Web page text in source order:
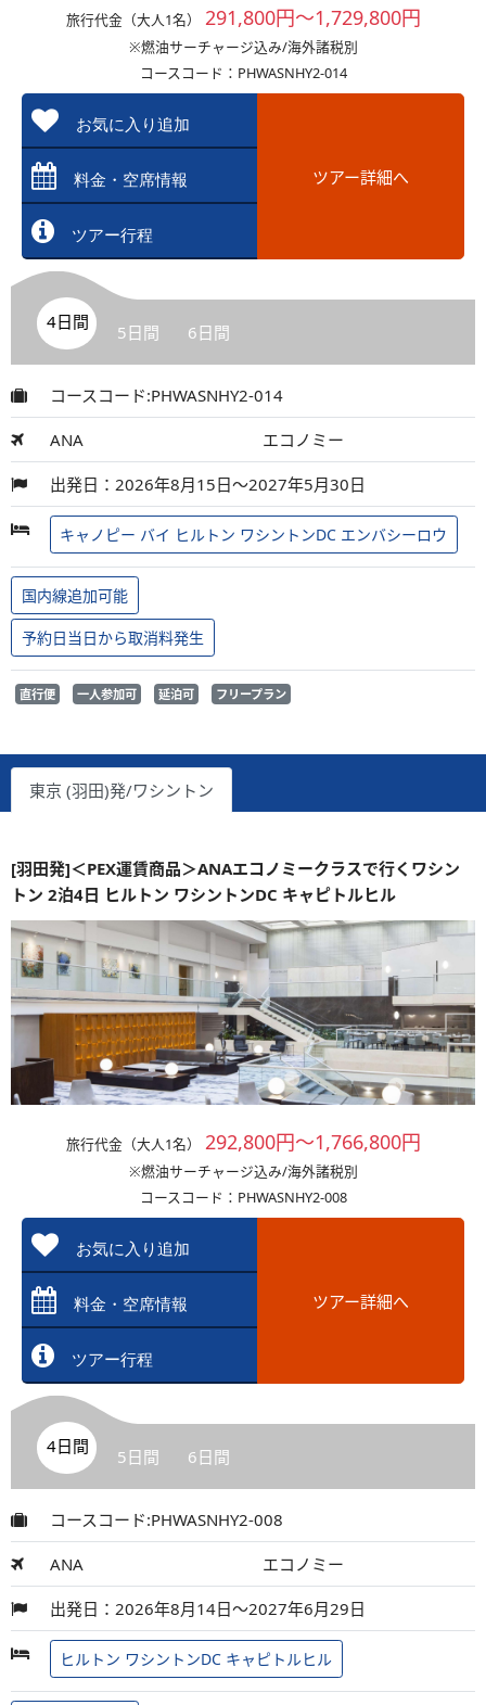
旅行代金（大人1名） 291,800円～1,729,800円
※燃油サーチャージ込み/海外諸税別
コースコード：PHWASNHY2-014
お気に入り追加
料金・空席情報
ツアー行程
ツアー詳細へ
4日間 5日間 6日間
コースコード:PHWASNHY2-014
ANA エコノミー
出発日：2026年8月15日～2027年5月30日
キャノピー バイ ヒルトン ワシントンDC エンバシーロウ
国内線追加可能
予約日当日から取消料発生
直行便 一人参加可 延泊可 フリープラン
東京 (羽田)発/ワシントン
[羽田発]＜PEX運賃商品＞ANAエコノミークラスで行くワシン
トン 2泊4日 ヒルトン ワシントンDC キャピトルヒル
旅行代金（大人1名） 292,800円～1,766,800円
※燃油サーチャージ込み/海外諸税別
コースコード：PHWASNHY2-008
お気に入り追加
料金・空席情報
ツアー行程
ツアー詳細へ
4日間 5日間 6日間
コースコード:PHWASNHY2-008
ANA エコノミー
出発日：2026年8月14日～2027年6月29日
ヒルトン ワシントンDC キャピトルヒル